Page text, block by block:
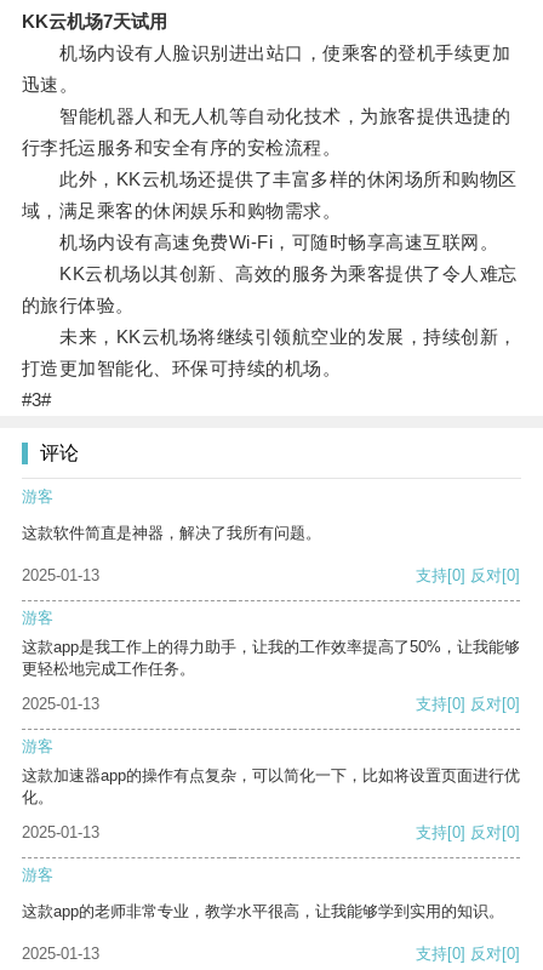
KK云机场7天试用
机场内设有人脸识别进出站口，使乘客的登机手续更加
迅速。
智能机器人和无人机等自动化技术，为旅客提供迅捷的
行李托运服务和安全有序的安检流程。
此外，KK云机场还提供了丰富多样的休闲场所和购物区
域，满足乘客的休闲娱乐和购物需求。
机场内设有高速免费Wi-Fi，可随时畅享高速互联网。
KK云机场以其创新、高效的服务为乘客提供了令人难忘
的旅行体验。
未来，KK云机场将继续引领航空业的发展，持续创新，
打造更加智能化、环保可持续的机场。
#3#
评论
游客
这款软件简直是神器，解决了我所有问题。
2025-01-13 支持[0] 反对[0]
游客
这款app是我工作上的得力助手，让我的工作效率提高了50%，让我能够
更轻松地完成工作任务。
2025-01-13
支持[0] 反对[0]
游客
这款加速器app的操作有点复杂，可以简化一下，比如将设置页面进行优
化。
2025-01-13
支持[0] 反对[0]
游客
这款app的老师非常专业，教学水平很高，让我能够学到实用的知识。
2025-01-13 支持[0] 反对[0]